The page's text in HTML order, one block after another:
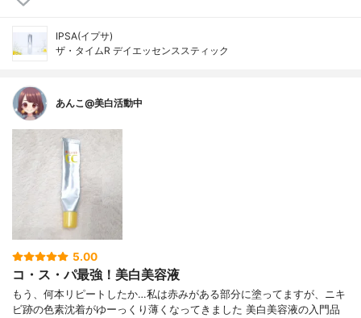
IPSA(イプサ)
ザ・タイムR デイエッセンススティック
あんこ@美白活動中
5.00
コ・ス・パ最強！美白美容液
もう、何本リピートしたか…私は赤みがある部分に塗ってますが、ニキ
ビ跡の色素沈着がゆーっくり薄くなってきました 美白美容液の入門品